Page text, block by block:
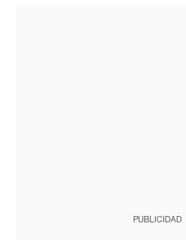
PUBLICIDAD